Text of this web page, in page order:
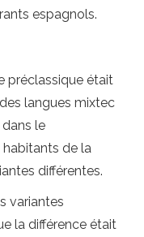
espagnols.
préclassique était
langues mixtec
le
de la
différentes.
variantes
la différence était